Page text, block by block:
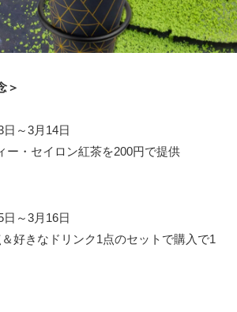
＞
～3月14日
ー・セイロン紅茶を200円で提供
～3月16日
好きなドリンク1点のセットで購入で1